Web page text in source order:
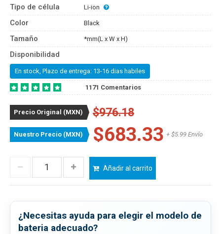
Tipo de célula Li-ion
Color Black
Tamaño *mm(L x W x H)
Disponibilidad
En stock, Plazo de entrega: 13-16 dias habiles
1171 Comentarios
Precio Original (MXN) $976.18
Nuestro Precio (MXN) $683.33 + $5.99 Envío
Añadir al carrito
¿Necesitas ayuda para elegir el modelo de
bateria adecuado?